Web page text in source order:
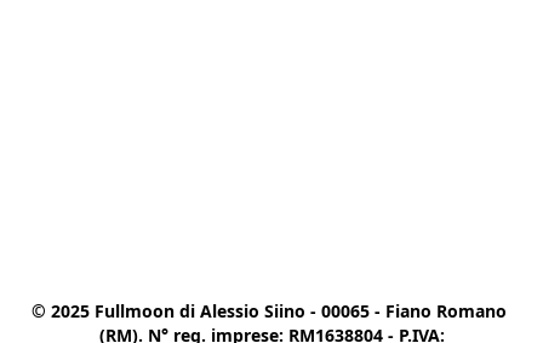
© 2025 Fullmoon di Alessio Siino - 00065 - Fiano Romano
(RM). N° reg. imprese: RM1638804 - P.IVA: